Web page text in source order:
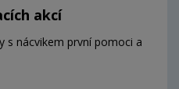
akcí
s nácvikem první pomoci a